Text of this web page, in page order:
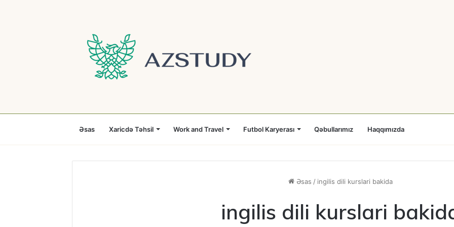
Əsas Xaricdə Təhsil Work and Travel Futbol Karyerası Qəbullarımız Haqqımızda
Əsas / ingilis dili kurslari bakida
ingilis dili kurslari